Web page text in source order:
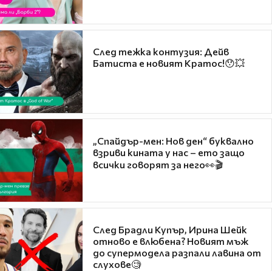
След тежка контузия: Дейв
Батиста е новият Кратос!😯💥
„Спайдър-мен: Нов ден“ буквално
взриви кината у нас – ето защо
всички говорят за него👀🎬
След Брадли Купър, Ирина Шейк
отново е влюбена? Новият мъж
до супермодела разпали лавина от
слухове🧐